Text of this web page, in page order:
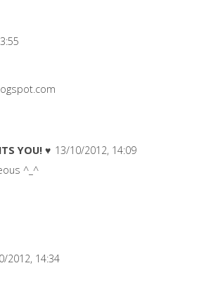
YOU! ♥ 13/10/2012, 14:09
^_^
2012, 14:34